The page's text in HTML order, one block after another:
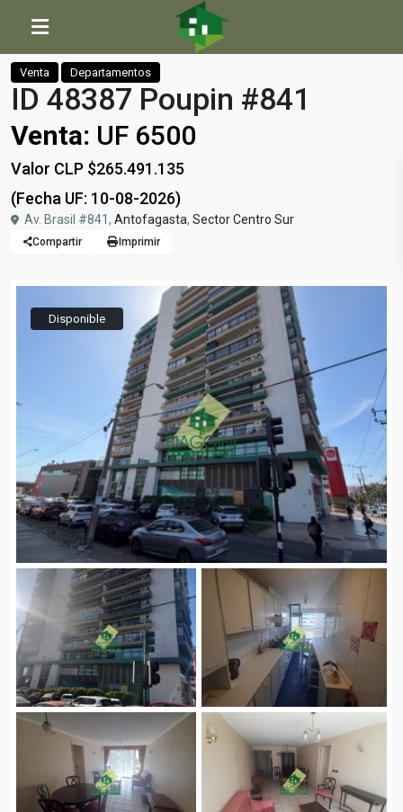
Inicio ID 48387 Poupin #841
Venta Departamentos
ID 48387 Poupin #841
Venta: UF 6500
Valor CLP $265.491.135
(Fecha UF: 10-08-2026)
Av. Brasil #841, Antofagasta, Sector Centro Sur
Compartir Imprimir
Disponible